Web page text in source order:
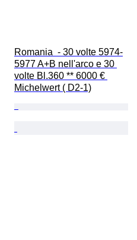
Romania  - 30 volte 5974-
5977 A+B nell'arco e 30
volte Bl.360 ** 6000 €
Michelwert ( D2-1)